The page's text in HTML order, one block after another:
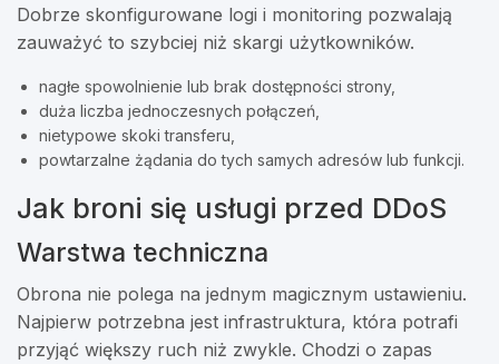
Dobrze skonfigurowane logi i monitoring pozwalają
zauważyć to szybciej niż skargi użytkowników.
nagłe spowolnienie lub brak dostępności strony,
duża liczba jednoczesnych połączeń,
nietypowe skoki transferu,
powtarzalne żądania do tych samych adresów lub funkcji.
Jak broni się usługi przed DDoS
Warstwa techniczna
Obrona nie polega na jednym magicznym ustawieniu.
Najpierw potrzebna jest infrastruktura, która potrafi
przyjąć większy ruch niż zwykle. Chodzi o zapas